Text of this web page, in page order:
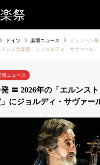
祭
ドイツ 楽壇ニュース
ミュンヘン
メンス音楽賞」にジョルディ・サヴァール
壇ニュース
〓 2026年の「エルンス
にジョルディ・サヴァー